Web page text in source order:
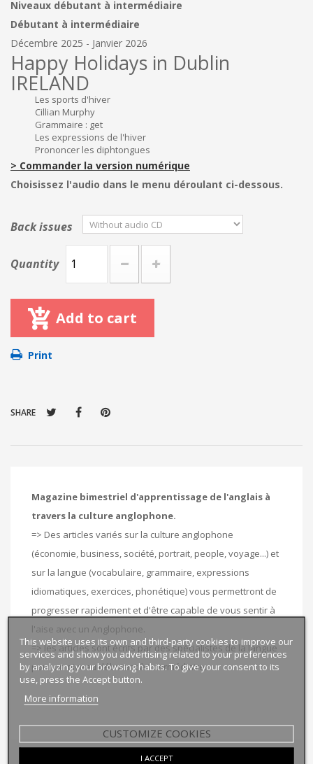
Niveaux débutant à intermédiaire
Débutant à intermédiaire
Décembre 2025 - Janvier 2026
Happy Holidays in Dublin
IRELAND
Les sports d'hiver
Cillian Murphy
Grammaire : get
Les expressions de l'hiver
Prononcer les diphtongues
> Commander la version numérique
Choisissez l'audio dans le menu déroulant ci-dessous.
Back issues
Quantity
Add to cart
Print
SHARE
Magazine bimestriel d'apprentissage de l'anglais à
travers la culture anglophone.
=> Des articles variés sur la culture anglophone
(économie, business, société, portrait, people, voyage...) et
sur la langue (vocabulaire, grammaire, expressions
idiomatiques, exercices, phonétique) vous permettront de
progresser rapidement et d'être capable de vous sentir à
l'aise avec un Anglophone.
=> les articles sont écrits par des spécialistes de la langue
pour un niveau débutant à intermédiaire.
This website uses its own and third-party cookies to improve our
services and show you advertising related to your preferences
by analyzing your browsing habits. To give your consent to its
use, press the Accept button.
More information
CUSTOMIZE COOKIES
I ACCEPT